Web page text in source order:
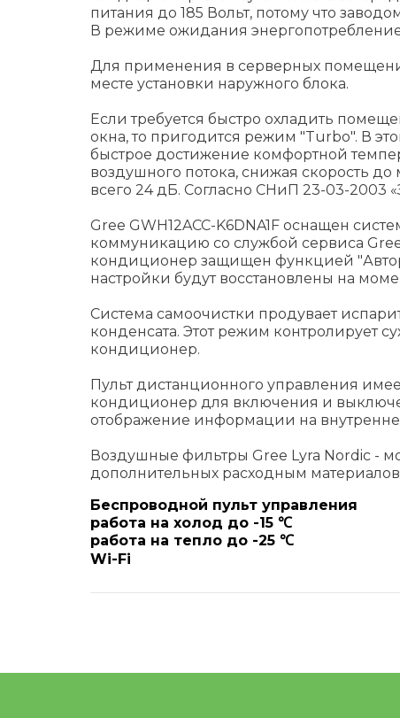
питания до 185 Вольт, потому что
В режиме ожидания энергопотребление
Для применения в серверных
месте установки наружного блока.
Если требуется быстро охладить
окна, то пригодится режим "Turbo". В
быстрое достижение комфортной
воздушного потока, снижая скорость
всего 24 дБ. Согласно СНиП 23-03-
Gree GWH12ACC-K6DNA1F оснащен
коммуникацию со службой сервиса
кондиционер защищен функцией
настройки будут восстановлены на
Система самоочистки продувает
конденсата. Этот режим контролирует
кондиционер.
Пульт дистанционного управления
кондиционер для включения и
отображение информации на
Воздушные фильтры Gree Lyra Nordic -
дополнительных расходным
Беспроводной пульт управления
работа на холод до -15 ℃
работа на тепло до -25 ℃
Wi-Fi